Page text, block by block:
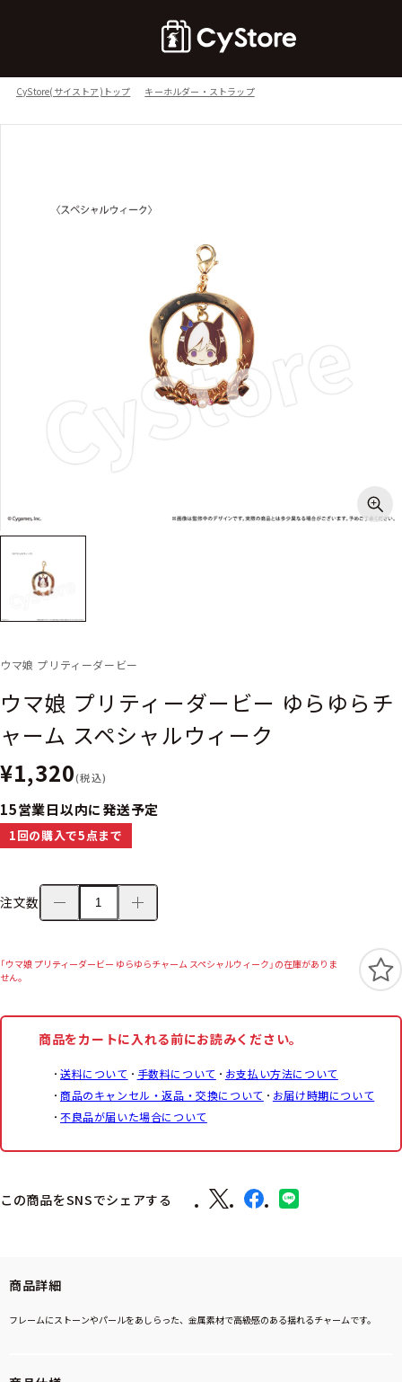
CyStore(サイストア)トップ キーホルダー・ストラップ
ウマ娘 プリティーダービー
ウマ娘 プリティーダービー ゆらゆらチ
ャーム スペシャルウィーク
¥1,320(税込)
15営業日以内に発送予定
1回の購入で5点まで
注文数
「ウマ娘 プリティーダービー ゆらゆらチャーム スペシャルウィーク」の在庫がありま
せん。
商品をカートに入れる前にお読みください。
送料について 手数料について
お支払い方法について
商品のキャンセル・返品・交換について
お届け時期について
不良品が届いた場合について
この商品をSNSでシェアする
商品詳細
フレームにストーンやパールをあしらった、金属素材で高級感のある揺れるチャームです。